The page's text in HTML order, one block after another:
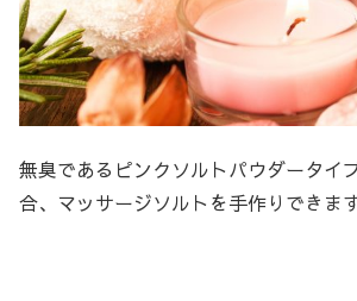
無臭であるピンクソルトパウダータイ
合、マッサージソルトを手作りできます